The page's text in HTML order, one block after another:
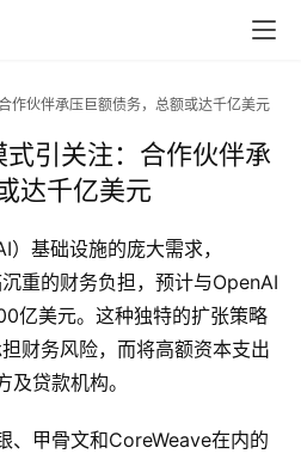
作伙伴承压巨额债务，总额或达千亿美元
引关注：合作伙伴承
达千亿美元
基础设施的庞大需求，
重的财务负担，预计与OpenAI
亿美元。这种独特的扩张策略
财务风险，而将高额资本支出
贷款机构。
、甲骨文和CoreWeave在内的